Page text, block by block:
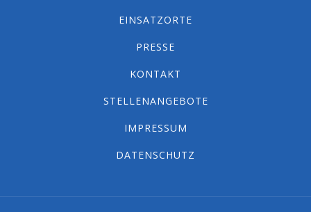
EINSATZORTE
PRESSE
KONTAKT
STELLENANGEBOTE
IMPRESSUM
DATENSCHUTZ